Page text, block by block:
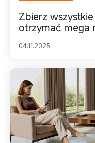
Zbierz
otrzymać mega
04.11.2025